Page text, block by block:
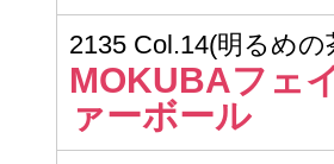
2135 Col.14(明るめの
MOKUBAフェ
ァーボール